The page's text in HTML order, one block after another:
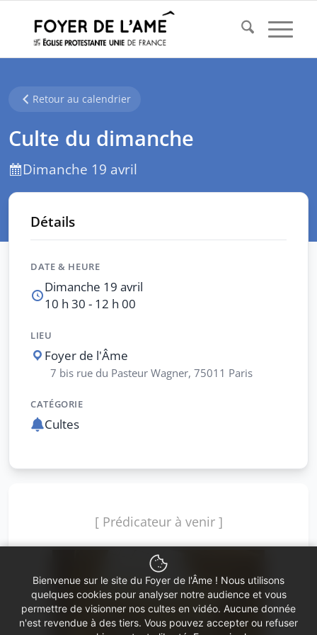
Retour au calendrier
Culte du dimanche
Dimanche 19 avril
[ Prédicateur à venir ]
Détails
DATE & HEURE
Dimanche 19 avril
10 h 30 - 12 h 00
LIEU
Foyer de l'Âme
7 bis rue du Pasteur Wagner, 75011 Paris
CATÉGORIE
Cultes
Bienvenue sur le site du Foyer de l'Âme ! Nous utilisons
quelques cookies pour analyser notre audience et vous
permettre de visionner nos cultes en vidéo. Aucune donnée
n'est revendue à des tiers. Vous pouvez accepter ou refuser